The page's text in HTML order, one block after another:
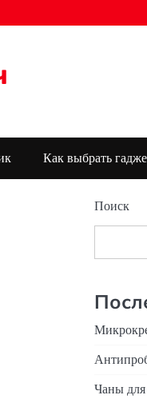
Как выбрать
Поиск
Чаны